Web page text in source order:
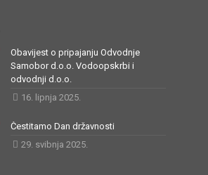
Obavijest o pripajanju Odvodnje
Samobor d.o.o. Vodoopskrbi i
odvodnji d.o.o.
16. lipnja 2025.
Čestitamo Dan državnosti
29. svibnja 2025.